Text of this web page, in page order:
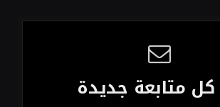
متابعة جديدة